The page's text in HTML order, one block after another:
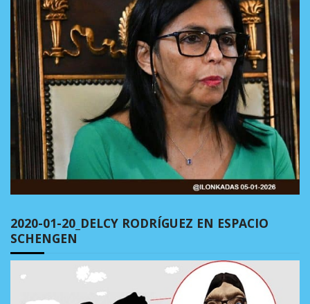
2020-01-20_DELCY RODRÍGUEZ EN ESPACIO
SCHENGEN